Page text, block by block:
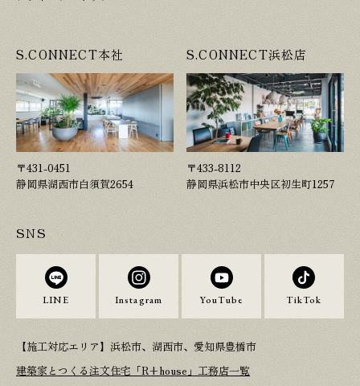
S.CONNECT本社
〒431-0451
静岡県湖西市白須賀2654
S.CONNECT浜松店
〒433-8112
静岡県浜松市中央区初生町1257
SNS
LINE Instagram YouTube TikTok
【施工対応エリア】浜松市、湖西市、愛知県豊橋市
建築家とつくる注文住宅「R+house」工務店一覧